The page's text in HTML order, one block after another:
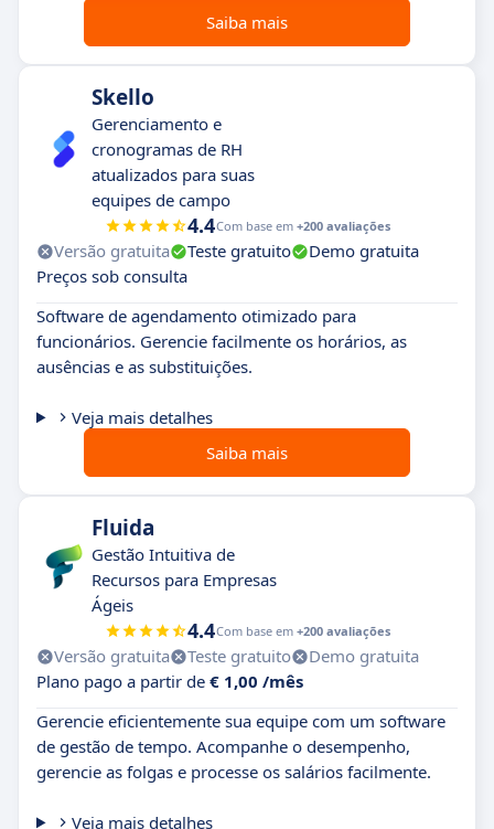
Saiba mais
Skello
Gerenciamento e
cronogramas de RH
atualizados para suas
equipes de campo
4.4Com base em +200 avaliações
Versão gratuita Teste gratuito
Demo gratuita
Preços sob consulta
Software de agendamento otimizado para
funcionários. Gerencie facilmente os horários, as
ausências e as substituições.
Veja mais detalhes
Saiba mais
Fluida
Gestão Intuitiva de
Recursos para Empresas
Ágeis
4.4Com base em +200 avaliações
Versão gratuita Teste gratuito
Demo gratuita
Plano pago a partir de € 1,00 /mês
Gerencie eficientemente sua equipe com um software
de gestão de tempo. Acompanhe o desempenho,
gerencie as folgas e processe os salários facilmente.
Veja mais detalhes